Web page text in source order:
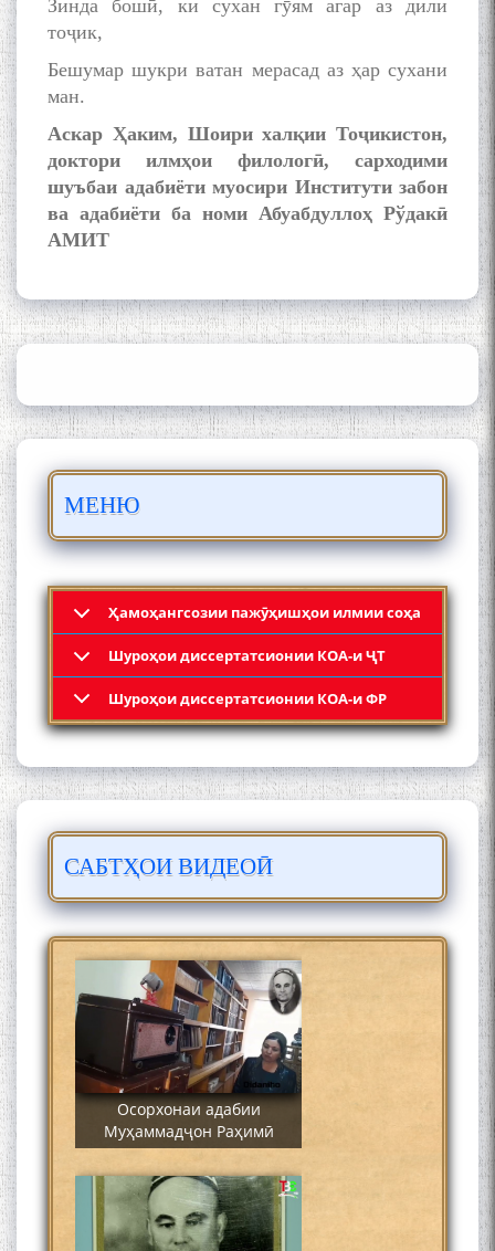
Зинда бошӣ, ки сухан гӯям агар аз дили
тоҷик,
Бешумар шукри ватан мерасад аз ҳар сухани
ман.
Аскар Ҳаким, Шоири халқии Тоҷикистон,
доктори илмҳои филологӣ, сарходими
шуъбаи адабиёти муосири Институти забон
ва адабиёти ба номи Абуабдуллоҳ Рўдакӣ
АМИТ
МЕНЮ
Ҳамоҳангсозии пажӯҳишҳои илмии соҳа
Шyроҳои диссертатсионии КОА-и ҶТ
Шyроҳои диссертатсионии КОА-и ФР
САБТҲОИ ВИДЕОӢ
Сайри Дарвоз бо Мӯъмин
мезанад
ШАРҲИ МУЛОҚОТ БО АҲЛИ
АКАДЕМИЯИ МИЛЛИИ
ИЛМҲОИ ТОҶИКИСТОН
БО 4 000 000 СОМОНӢ
МӮЪМИН ҚАНОАТ СОХТА
Кадамчо Худои Шарифзода
Сайре дар Осорхона
Муҳаммадҷон Раҳимӣ
Осорхонаи адабии
Муҳаммадҷон Раҳимӣ